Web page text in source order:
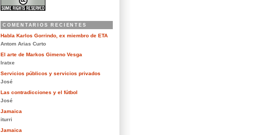
COMENTARIOS RECIENTES
Habla Karlos Gorrindo, ex miembro de ETA
Antom Arias Curto
El arte de Markos Gimeno Vesga
Iratxe
Servicios públicos y servicios privados
José
Las contradicciones y el fútbol
José
Jamaica
iturri
Jamaica